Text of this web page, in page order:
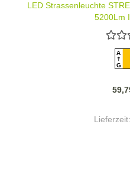
LED Strassenleuchte
5200Lm
A
G
Lieferzeit: